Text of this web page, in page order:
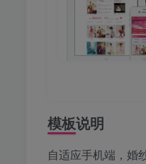
模板说明
自适应手机端，婚